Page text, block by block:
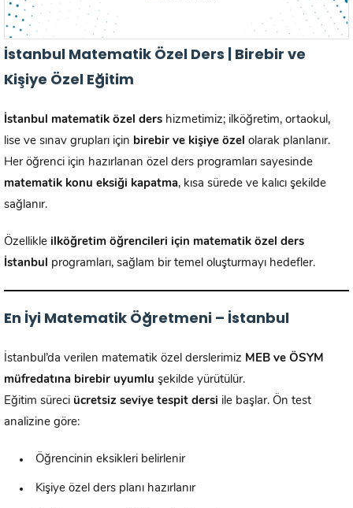
İstanbul Matematik Özel Ders | Birebir ve
Kişiye Özel Eğitim
İstanbul matematik özel ders hizmetimiz; ilköğretim, ortaokul,
lise ve sınav grupları için birebir ve kişiye özel olarak planlanır.
Her öğrenci için hazırlanan özel ders programları sayesinde
matematik konu eksiği kapatma, kısa sürede ve kalıcı şekilde
sağlanır.
Özellikle ilköğretim öğrencileri için matematik özel ders
İstanbul programları, sağlam bir temel oluşturmayı hedefler.
En İyi Matematik Öğretmeni – İstanbul
İstanbul’da verilen matematik özel derslerimiz MEB ve ÖSYM
müfredatına birebir uyumlu şekilde yürütülür.
Eğitim süreci ücretsiz seviye tespit dersi ile başlar. Ön test
analizine göre:
Öğrencinin eksikleri belirlenir
Kişiye özel ders planı hazırlanır